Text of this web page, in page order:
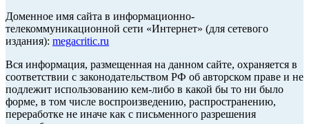
Доменное имя сайта в информационно-
телекоммуникационной сети «Интернет» (для сетевого
издания): megacritic.ru
Вся информация, размещенная на данном сайте, охраняется в
соответствии с законодательством РФ об авторском праве и не
подлежит использованию кем-либо в какой бы то ни было
форме, в том числе воспроизведению, распространению,
переработке не иначе как с письменного разрешения